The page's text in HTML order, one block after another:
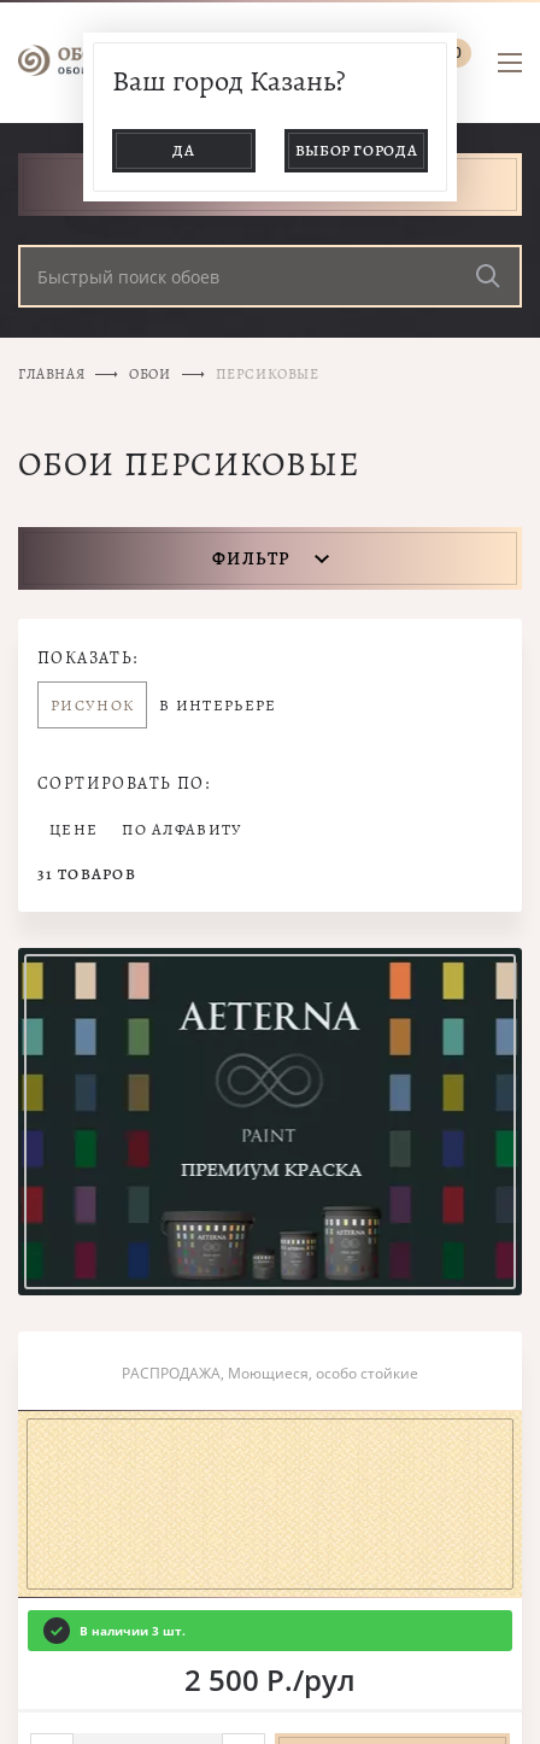
0
Ваш город Казань?
ДА ВЫБОР ГОРОДА
ГЛАВНАЯ ОБОИ ПЕРСИКОВЫЕ
ОБОИ ПЕРСИКОВЫЕ
ФИЛЬТР
ПОКАЗАТЬ:
РИСУНОК В ИНТЕРЬЕРЕ
СОРТИРОВАТЬ ПО:
ЦЕНЕ ПО АЛФАВИТУ
31 ТОВАРОВ
РАСПРОДАЖА, Моющиеся, особо стойкие
В наличии 3 шт.
2 500 Р./рул